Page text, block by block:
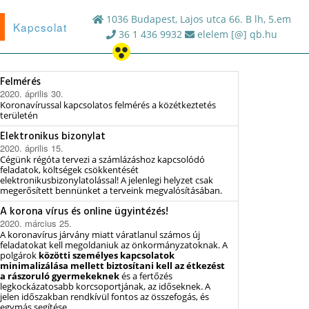
Kapcsolat
1036 Budapest, Lajos utca 66. B lh, 5.em
36 1 436 9932
elelem [@] qb.hu
Felmérés
2020. április 30.
Koronavírussal kapcsolatos felmérés a közétkeztetés
területén
Elektronikus bizonylat
2020. április 15.
Cégünk régóta tervezi a számlázáshoz kapcsolódó
feladatok, költségek csökkentését
elektronikusbizonylatolással! A jelenlegi helyzet csak
megerősített bennünket a terveink megvalósításában.
A korona vírus és online ügyintézés!
2020. március 25.
A koronavírus járvány miatt váratlanul számos új
feladatokat kell megoldaniuk az önkormányzatoknak. A
polgárok közötti személyes kapcsolatok
minimalizálása mellett biztosítani kell az étkezést
a rászoruló gyermekeknekés a fertőzés
legkockázatosabb korcsoportjának, az időseknek. A
jelen időszakban rendkívül fontos az összefogás, és